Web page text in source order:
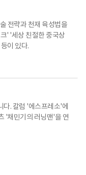
전략과 천재 육성법을
' '세상 친절한 중국상
이 있다.
다. 칼럼 '에스프레소'에
'채민기의 러닝맨'을 연